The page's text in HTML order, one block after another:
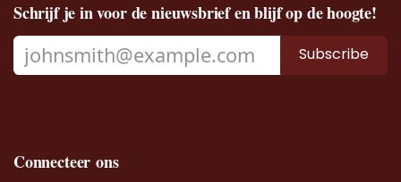
Schrijf je in voor de nieuwsbrief en blijf op de hoogte!
Subscribe
Connecteer ons